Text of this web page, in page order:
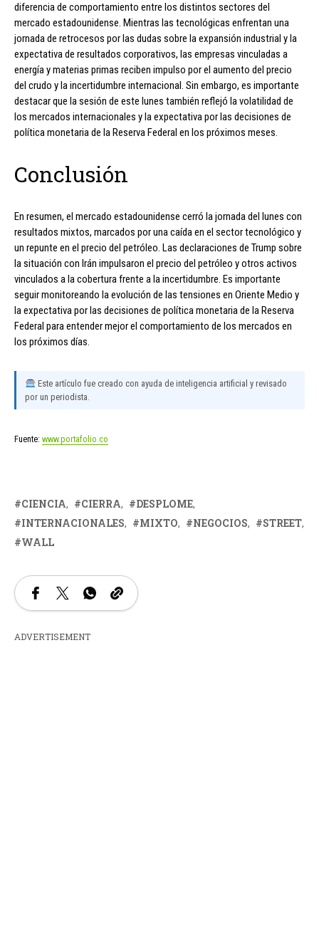
diferencia de comportamiento entre los distintos sectores del
mercado estadounidense. Mientras las tecnológicas enfrentan una
jornada de retrocesos por las dudas sobre la expansión industrial y la
expectativa de resultados corporativos, las empresas vinculadas a
energía y materias primas reciben impulso por el aumento del precio
del crudo y la incertidumbre internacional. Sin embargo, es importante
destacar que la sesión de este lunes también reflejó la volatilidad de
los mercados internacionales y la expectativa por las decisiones de
política monetaria de la Reserva Federal en los próximos meses.
Conclusión
En resumen, el mercado estadounidense cerró la jornada del lunes con
resultados mixtos, marcados por una caída en el sector tecnológico y
un repunte en el precio del petróleo. Las declaraciones de Trump sobre
la situación con Irán impulsaron el precio del petróleo y otros activos
vinculados a la cobertura frente a la incertidumbre. Es importante
seguir monitoreando la evolución de las tensiones en Oriente Medio y
la expectativa por las decisiones de política monetaria de la Reserva
Federal para entender mejor el comportamiento de los mercados en
los próximos días.
Este artículo fue creado con ayuda de inteligencia artificial y revisado
por un periodista.
Fuente: www.portafolio.co
CIENCIA CIERRA
DESPLOME
INTERNACIONALES
MIXTO NEGOCIOS
STREET
WALL
ADVERTISEMENT